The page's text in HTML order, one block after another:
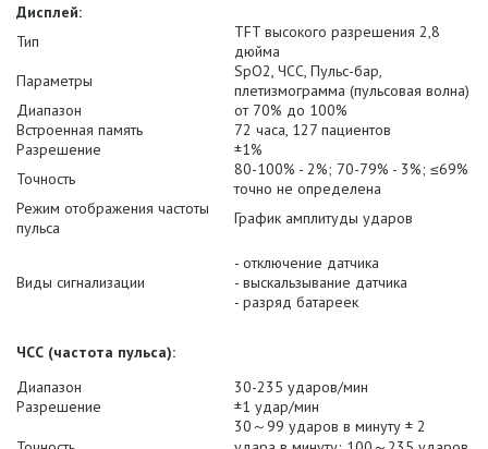
Дисплей:
Тип
TFT высокого разрешения 2,8
дюйма
Параметры
SpO2, ЧСС, Пульс-бар,
плетизмограмма (пульсовая волна)
Диапазон
от 70% до 100%
Встроенная память
72 часа, 127 пациентов
Разрешение
±1%
Точность
80-100% - 2%; 70-79% - 3%; ≤69%
точно не определена
Режим отображения частоты
пульса
График амплитуды ударов
Виды сигнализации
- отключение датчика
- выскальзывание датчика
- разряд батареек
ЧСС (частота пульса):
Диапазон
30-235 ударов/мин
Разрешение
±1 удар/мин
30～99 ударов в минуту ± 2